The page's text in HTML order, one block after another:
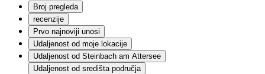
Broj pregleda
recenzije
Prvo najnoviji unosi
Udaljenost od moje lokacije
Udaljenost od Steinbach am Attersee
Udaljenost od središta područja